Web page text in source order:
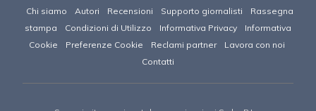
Chi siamo Autori Recensioni Supporto giornalisti
Rassegna
stampa
Condizioni di Utilizzo Informativa Privacy
Informativa
Cookie
Preferenze Cookie Reclami partner
Lavora con noi
Contatti